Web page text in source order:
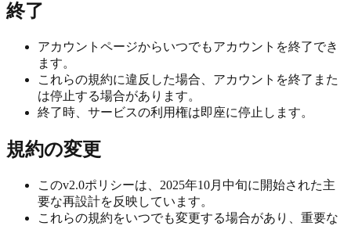
終了
アカウントページからいつでもアカウントを終了でき
ます。
これらの規約に違反した場合、アカウントを終了また
は停止する場合があります。
終了時、サービスの利用権は即座に停止します。
規約の変更
このv2.0ポリシーは、2025年10月中旬に開始された主
要な再設計を反映しています。
これらの規約をいつでも変更する場合があり、重要な